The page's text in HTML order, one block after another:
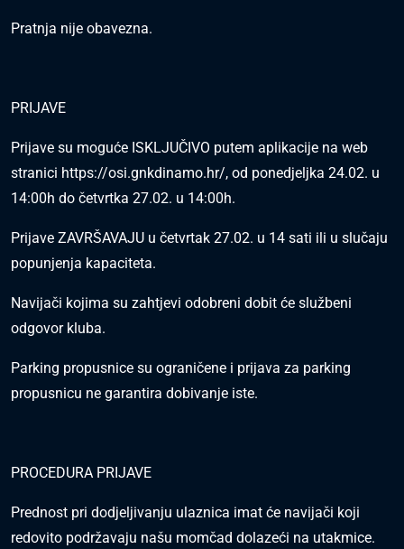
Pratnja nije obavezna.
PRIJAVE
Prijave su moguće ISKLJUČIVO putem aplikacije na web
stranici https://osi.gnkdinamo.hr/, od ponedjeljka 24.02. u
14:00h do četvrtka 27.02. u 14:00h.
Prijave ZAVRŠAVAJU u četvrtak 27.02. u 14 sati ili u slučaju
popunjenja kapaciteta.
Navijači kojima su zahtjevi odobreni dobit će službeni
odgovor kluba.
Parking propusnice su ograničene i prijava za parking
propusnicu ne garantira dobivanje iste.
PROCEDURA PRIJAVE
Prednost pri dodjeljivanju ulaznica imat će navijači koji
redovito podržavaju našu momčad dolazeći na utakmice.